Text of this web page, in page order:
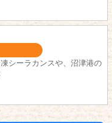
シーラカンスや、沼津港の